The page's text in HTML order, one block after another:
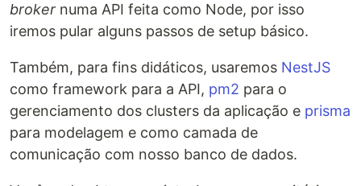
broker numa API feita como Node, por isso
iremos pular alguns passos de setup básico.
Também, para fins didáticos, usaremos NestJS
como framework para a API, pm2 para o
gerenciamento dos clusters da aplicação e prisma
para modelagem e como camada de
comunicação com nosso banco de dados.